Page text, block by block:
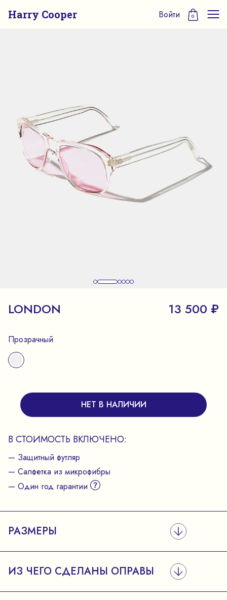
Harry Cooper Войти 0
LONDON 13 500 ₽
Прозрачный
НЕТ В НАЛИЧИИ
В СТОИМОСТЬ ВКЛЮЧЕНО:
— Защитный футляр
— Салфетка из микрофибры
— Один год гарантии
РАЗМЕРЫ
ИЗ ЧЕГО СДЕЛАНЫ ОПРАВЫ